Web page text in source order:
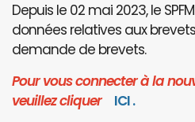
Depuis le 02 mai 2023, le
données relatives aux
demande de brevets.
Pour vous connecter à la
veuillez cliquer ICI.